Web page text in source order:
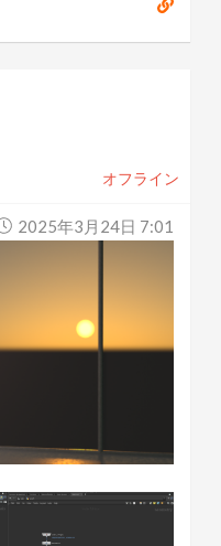
オフライン
2025年3月24日 7:01